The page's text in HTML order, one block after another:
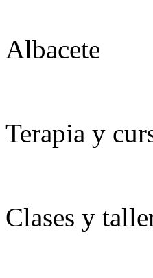
Albacete
Terapia y
Clases y